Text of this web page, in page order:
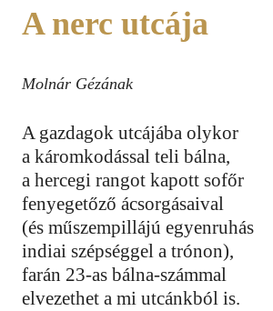
A nerc utcája
Molnár Gézának
A gazdagok utcájába olykor
a káromkodással teli bálna,
a hercegi rangot kapott sofőr
fenyegetőző ácsorgásaival
(és műszempillájú egyenruhás
indiai szépséggel a trónon),
farán 23-as bálna-számmal
elvezethet a mi utcánkból is.